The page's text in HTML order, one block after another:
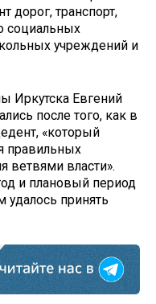
дорог, транспорт,
социальных
учреждений и
Иркутска Евгений
после того, как в
«который
правильных
ветвями власти».
и плановый период
удалось принять